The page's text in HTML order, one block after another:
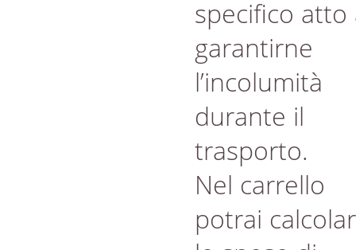
specifico atto
garantirne
l’incolumità
durante il
trasporto.
Nel carrello
potrai